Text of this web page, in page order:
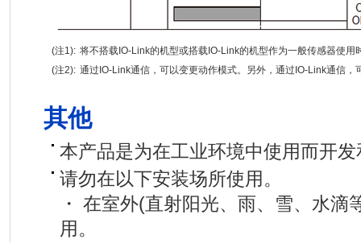
(注1): 将不搭载IO-Link的机型或搭载IO-Link的机型作为一般传感器使用
(注2): 通过IO-Link通信，可以变更动作模式。另外，通过IO-Link通信，
其他
本产品是为在工业环境中使用而开
请勿在以下安装场所使用。
・ 在室外(直射阳光、雨、雪、水滴
用。